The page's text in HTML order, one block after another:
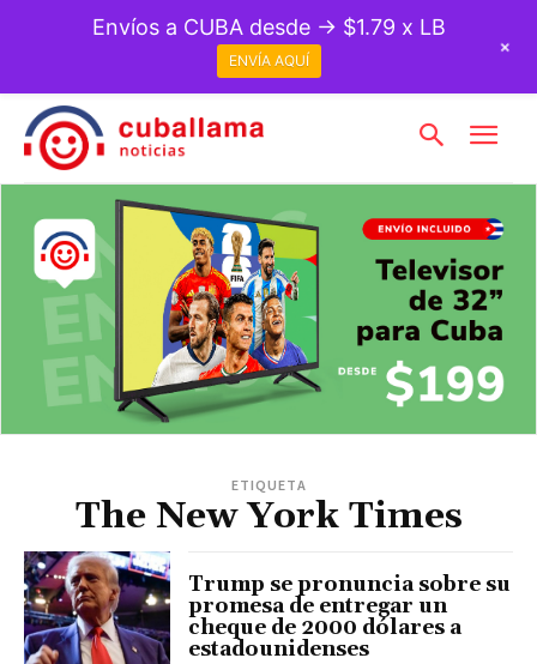
ETIQUETA
The New York Times
Trump se pronuncia sobre su
promesa de entregar un
cheque de 2000 dólares a
estadounidenses
Envíos a CUBA desde → $1.79 x LB
ENVÍA AQUÍ
+